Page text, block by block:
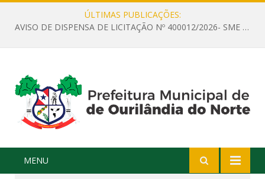
ÚLTIMAS PUBLICAÇÕES:
AVISO DE DISPENSA DE LICITAÇÃO Nº 400012/2026- SME – CONTRATAÇÃO DE EMPRESA ESPECIALIZADA PARA LOCAÇÃO DE ÔNIBUS EXECUTIVO COM CAPACIDADE DE 60 (SESSENTA) POLTRONAS, PARA TRANSPORTAR PROFESSORES RESPONSÁVEIS E ALUNOS PARA BRASÍLIA, COM SAÍDA DIA 10/08/2026 E RETORNO DIA 14/08/2026
MENU